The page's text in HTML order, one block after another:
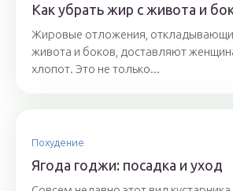
Как убрать жир с живота и
Жировые отложения,
живота и боков, доставляют
хлопот. Это не только...
Похудение
Ягода годжи: посадка и уход